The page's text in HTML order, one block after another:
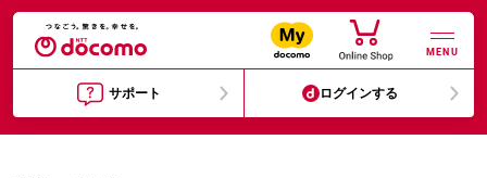
MENU
サポート ログインする